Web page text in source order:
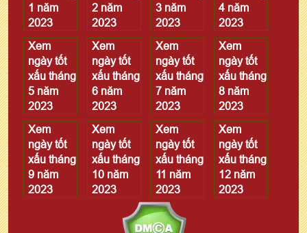
1 năm
2023
2 năm
2023
3 năm
2023
4 năm
2023
Xem
ngày tốt
xấu tháng
5 năm
2023
Xem
ngày tốt
xấu tháng
6 năm
2023
Xem
ngày tốt
xấu tháng
7 năm
2023
Xem
ngày tốt
xấu tháng
8 năm
2023
Xem
ngày tốt
xấu tháng
9 năm
2023
Xem
ngày tốt
xấu tháng
10 năm
2023
Xem
ngày tốt
xấu tháng
11 năm
2023
Xem
ngày tốt
xấu tháng
12 năm
2023